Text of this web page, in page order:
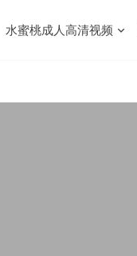
水蜜桃成人高清视频